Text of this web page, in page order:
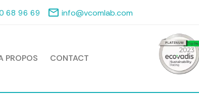
68 96 69 mail_outline info@vcomlab.com
PROPOS CONTACT